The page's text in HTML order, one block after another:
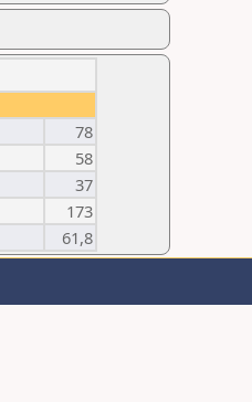
78
58
37
173
61,8